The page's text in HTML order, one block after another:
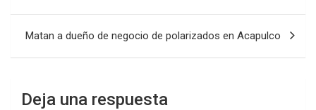
entradas
Matan a dueño de negocio de polarizados en Acapulco
Deja una respuesta